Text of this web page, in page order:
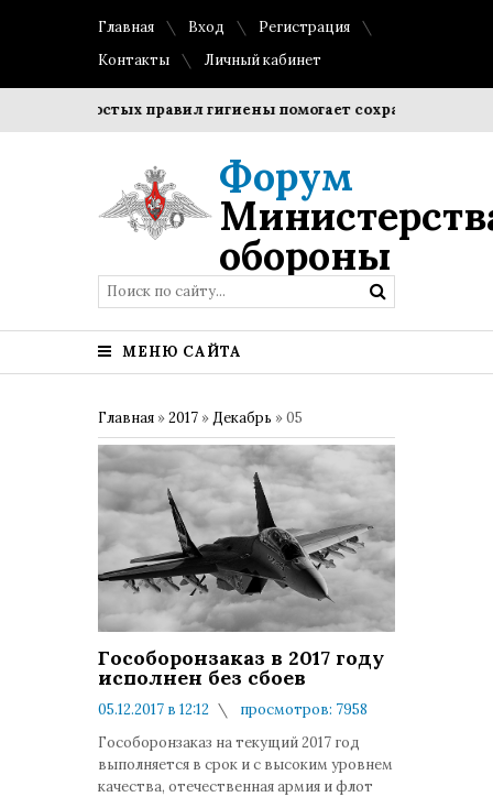
Главная Вход
Регистрация
Контакты
Личный кабинет
простых правил гигиены помогает сохранить
Форум
обороны
МЕНЮ САЙТА
Главная »2017 »Декабрь »05
Гособоронзаказ в 2017 году
исполнен без сбоев
05.12.2017 в 12:12
просмотров: 7958
комментариев: 0
Гособоронзаказ на текущий 2017 год
выполняется в срок и с высоким уровнем
качества, отечественная армия и флот